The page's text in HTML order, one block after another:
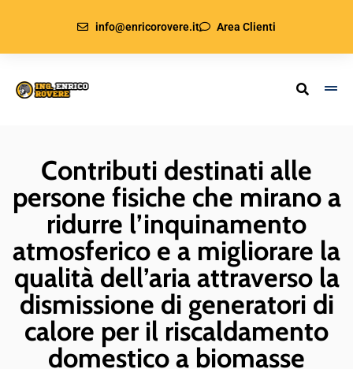
info@enricorovere.it Area Clienti
Contributi destinati alle
persone fisiche che mirano a
ridurre l’inquinamento
atmosferico e a migliorare la
qualità dell’aria attraverso la
dismissione di generatori di
calore per il riscaldamento
domestico a biomasse